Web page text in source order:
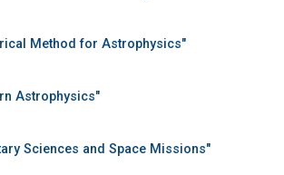
Method for Astrophysics"
Astrophysics"
Sciences and Space Missions"